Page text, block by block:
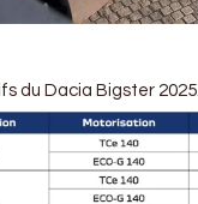
du Dacia Bigster 2025.